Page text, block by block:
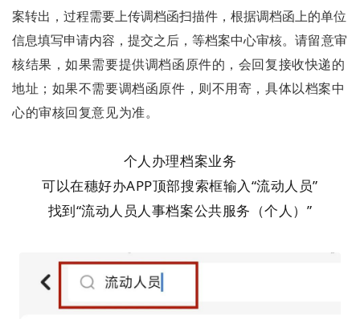
案转出，过程需要上传调档函扫描件，根据调档函上的单位
信息填写申请内容，提交之后，等档案中心审核。请留意审
核结果，如果需要提供调档函原件的，会回复接收快递的
地址； 如果不需要调档函原件，则不用寄，具体以档案中
心的审核回复意见为准。
个人办理档案业务
可以在穗好办APP顶部搜索框输入“流动人员”
找到“流动人员人事档案公共服务（个人）”